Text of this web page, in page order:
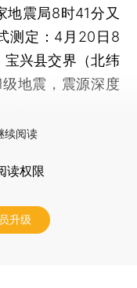
震局8时41分又
测定：4月20日8
宝兴县交界（北纬
地震，震源深度
续阅读
读权限
升级